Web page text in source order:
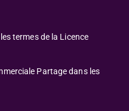
termes de la Licence
Partage dans les